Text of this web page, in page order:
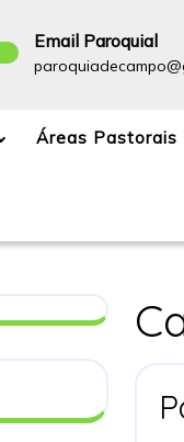
Email Paroquial
Áreas Pastorais